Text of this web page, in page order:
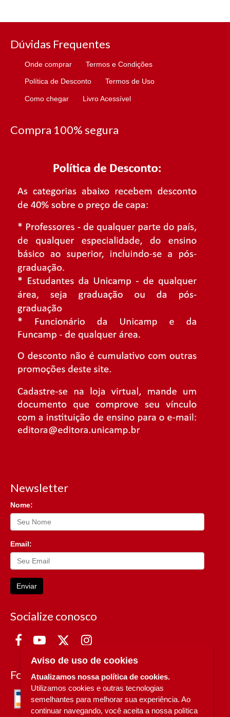
Dúvidas Frequentes
Onde comprar Termos e Condições
Política de Desconto Termos de Uso
Como chegar Livro Acessível
Compra 100% segura
Newsletter
Nome:
Email:
Enviar
Socialize conosco
Formas de Pagamento
Aviso de uso de cookies
Atualizamos nossa política de cookies.
Utilizamos cookies e outras tecnologias
semelhantes para melhorar sua experiência. Ao
continuar navegando, você aceita a nossa política